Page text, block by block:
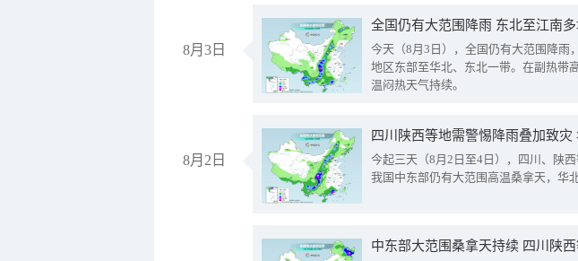
8月3日
全国仍有大范围降雨 东北至江南
今天（8月3日），全国仍有大范围降雨
地区东部至华北、东北一带。在副热带
温闷热天气持续。
8月2日
今起三天（8月2日至4日），四川、陕
我国中东部仍有大范围高温桑拿天，华
中东部大范围桑拿天持续 四川陕